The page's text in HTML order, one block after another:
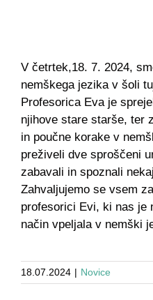
V četrtek,18. 7. 2024,
nemškega jezika v šoli
Profesorica Eva je
njihove stare starše, ter
in poučne korake v
preživeli dve sproščeni
zabavali in spoznali
Zahvaljujemo se vsem
profesorici Evi, ki nas je
način vpeljala v nemški
18.07.2024 | Novice